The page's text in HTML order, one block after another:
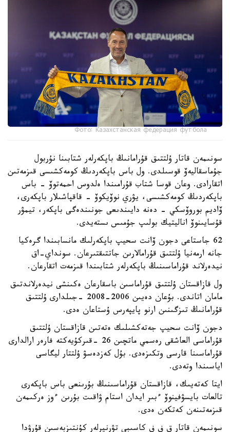
Фото: Казахстанская федерация футбола
سونىمەن قاتار ۇلتتىق قۇرامانىڭ باپكەرلەر شتابىنا نۇربول
جۇماسقاليەۆ قوسىلدى. ول باس باپكەردىڭ كومەكشىسى قىزمەتىن
اتقارادى. وعان قوسا شتاب قۇرامىندا ەلدوس احمەتوۆ - باس
باپكەردىڭ كومەكشىسى، يۋري نوۆيكوۆ - قاقپاشىلار باپكەرى،
ۆاديم بوروۆسكي - دەنە دايىندىعى جونىندەگى باپكەر، تيمۋر
قۇسايىنوۆ اناليتيك بولىپ جۇمىس ىستەيدى.
62 جاستاعى دجون ۆانت سحيپ باپكەرلىك مانسابىندا گرەكيا
جانە ارمەنيا ۇلتتىق قۇرامالارىن جاتتىقتىرعان. سونداي-اق
نيدەرلاند قۇراماسىنىڭ باپكەرلەر شتابىندا قىزمەت اتقارعان.
ول قازاقستان ۇلتتىق قۇراماسىن باسقارعان ەكىنشى نيدەرلاندتىق
مامان اتاندى. بۇعان دەيىن 2006-2008 -جىلدارى ۇلتتىق
قۇرامانىڭ تىزگىنىن ارنو پايپەرس ۇستاعان ەدى.
دجون ۆانت سحيپ جەتەكشىلىك ەتەتىن قازاقستان ۇلتتىق
قۇراماسى العاشقى رەسمي ماتچىن 26 -قىركۇيەكتە فارەر ارالدارى
قۇراماسىنا قارسى وتكىزەدى. بۇل كەزدەسۋ ۇلتتار ليگاسى
اياسىندا وتەدى.
ايتا كەتەيىك، قازاقستان قۇراماسىنىڭ بۇرىنعى باس باپكەرى
تالعات بايسۋفينوۆ ءبىر ايدان استام ۋاقىت بۇرىن ءوز ەركىمەن
قىزمەتىنەن كەتكەن ەدى.
سونىمەن قاتار ق ف ف كاسىبي تۋرنيرلەر كۇنتىزبەسىن قۇرۋدا